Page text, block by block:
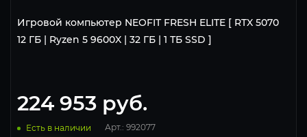
Игровой компьютер NEOFIT FRESH ELITE [ RTX 5070
12 ГБ | Ryzen 5 9600X | 32 ГБ | 1 ТБ SSD ]
224 953 руб.
Есть в наличии Арт.: 992077